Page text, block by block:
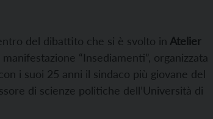
del dibattito che si è svolto in Atelier
“Insediamenti”, organizzata
i suoi 25 anni il sindaco più giovane del
di scienze politiche dell’Università di